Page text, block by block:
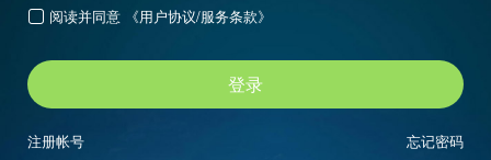
 阅读并同意 《用户协议/服务条款》
登录
忘记密码
注册帐号